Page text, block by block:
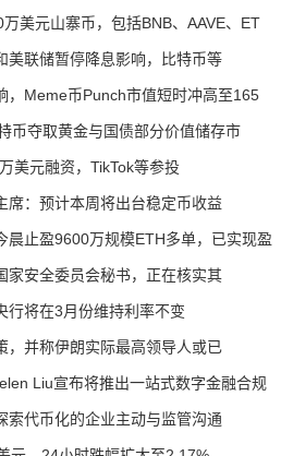
美元山寨币，包括BNB、AAVE、ET
美联储暂停降息影响，比特币等
，Meme币Punch市值短时冲高至165
币夺取黄金与国债部分价值储存市
美元融资，TikTok等参投
席：预计本周将出台稳定币收益
晨止盈9600万规模ETH多单，已实现盈
家安全委员会秘书，正在核实其
行将在3月份维持利率不变
，并称伊朗实际最高领导人或已
Liu宣布将推出一站式数字金融合规
索代币化的企业主动与监管沟通